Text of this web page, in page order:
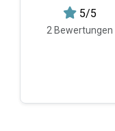
5/5
2 Bewertungen